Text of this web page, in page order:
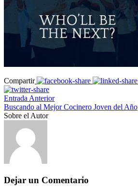
Compartir
Entrada Anterior
Buscando al Mejor Cocinero Joven del Año
Sobre el Autor
Dejar un Comentario